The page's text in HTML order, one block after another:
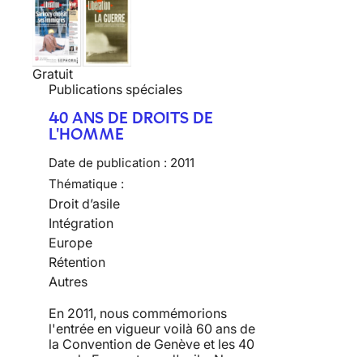
Gratuit
Publications spéciales
40 ANS DE DROITS DE
L'HOMME
Date de publication : 2011
Thématique :
Droit d’asile
Intégration
Europe
Rétention
Autres
En 2011, nous commémorions
l'entrée en vigueur voilà 60 ans de
la Convention de Genève et les 40